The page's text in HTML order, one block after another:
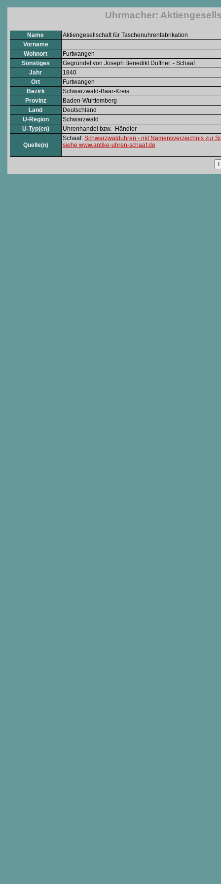
Uhrmacher:
Name
Aktiengesellschaft für Taschenuhrenfabrikation
Vorname
Wohnort
Furtwangen
Sonstiges
Gegründet von Joseph Benedikt Duffner. - Schaaf
Jahr
1840
Ort
Furtwangen
Bezirk
Schwarzwald-Baar-Kreis
Provinz
Baden-Württemberg
Land
Deutschland
U-Region
Schwarzwald
U-Typ(en)
Uhrenhandel bzw. -Händler
Quelle(n)
Schaaf: Schwarzwalduhren - mit Namensverzeichnis zur
siehe www.antike-uhren-schaaf.de